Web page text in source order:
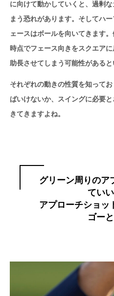
に向けて動かしていくと、過剰
まう恐れがあります。そしてハ
ェースはボールを向いてきます
時点でフェース向きをスクエア
助長させてしまう可能性があると
それぞれの動きの性質を知って
ばいけないか、スイングに必要
きてきますよね。
グリーン周りのア
てい
アプローチショッ
ゴー